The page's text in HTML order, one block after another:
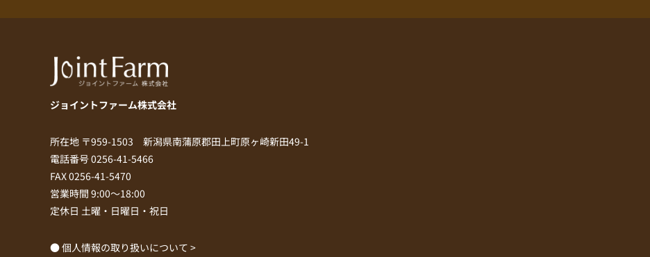
商品一覧
お手軽レシピ
会社案内
お問い合わせ
ジョイントファーム株式会社
所在地 〒959-1503 新潟県南蒲原郡田上町原ヶ崎新田49-1
電話番号 0256-41-5466
FAX 0256-41-5470
営業時間 9:00～18:00
定休日 土曜・日曜日・祝日
● 個人情報の取り扱いについて >